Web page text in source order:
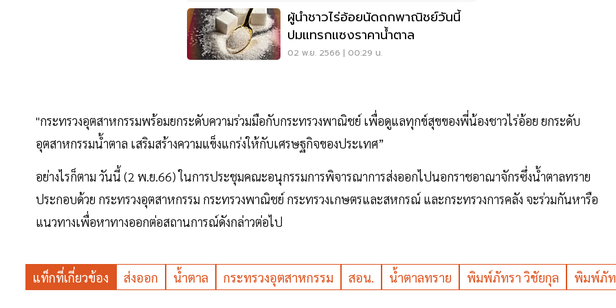
ผู้นำชาวไร่อ้อยนัดถกพาณิชย์วันนี้
ปมแทรกแซงราคาน้ำตาล
02 พ.ย. 2566 | 00:29 น.
"กระทรวงอุตสาหกรรมพร้อมยกระดับความร่วมมือกับกระทรวงพาณิชย์ เพื่อดูแลทุกข์สุขของพี่น้องชาวไร่อ้อย ยกระดับ
อุตสาหกรรมน้ำตาล เสริมสร้างความแข็งแกร่งให้กับเศรษฐกิจของประเทศ”
อย่างไรก็ตาม วันนี้ (2 พ.ย.66) ในการประชุมคณะอนุกรรมการพิจารณาการส่งออกไปนอกราชอาณาจักรซึ่งน้ำตาลทราย
ประกอบด้วย กระทรวงอุตสาหกรรม กระทรวงพาณิชย์ กระทรวงเกษตรและสหกรณ์ และกระทรวงการคลัง จะร่วมกันหารือ
แนวทางเพื่อหาทางออกต่อสถานการณ์ดังกล่าวต่อไป
แท็กที่เกี่ยวข้อง ส่งออก น้ำตาล กระทรวงอุตสาหกรรม สอน. น้ำตาลทราย พิมพ์ภัทรา วิชัยกุล พิมพ์ภัท